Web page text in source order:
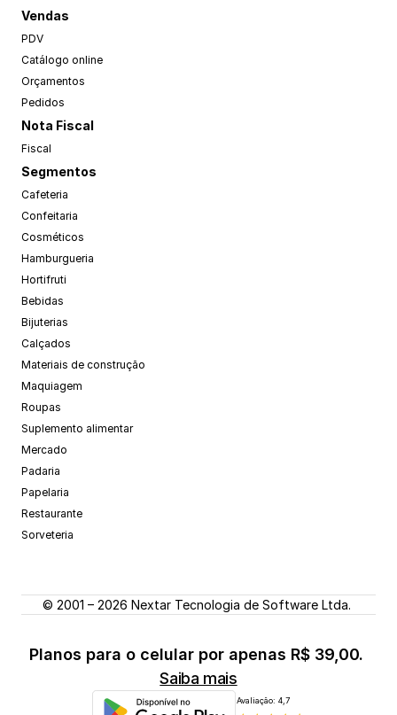
Vendas
PDV
Catálogo online
Orçamentos
Pedidos
Nota Fiscal
Fiscal
Segmentos
Cafeteria
Confeitaria
Cosméticos
Hamburgueria
Hortifruti
Bebidas
Bijuterias
Calçados
Materiais de construção
Maquiagem
Roupas
Suplemento alimentar
Mercado
Padaria
Papelaria
Restaurante
Sorveteria
© 2001 – 2026 Nextar Tecnologia de Software Ltda.
Saiba mais
Avaliação: 4,7